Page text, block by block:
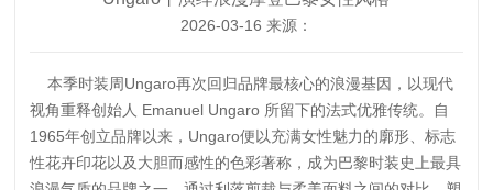
2026-03-16 来源：
本季时装周Ungaro再次回归品牌最核心的浪漫基因，以现代
视角重释创始人 Emanuel Ungaro 所留下的法式优雅传统。自
1965年创立品牌以来，Ungaro便以充满女性魅力的廓形、标志
性花卉印花以及大胆而感性的色彩著称，成为巴黎时装史上最具